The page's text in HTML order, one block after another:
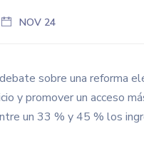
NOV 24
sobre una reforma
y promover un acceso
un 33 % y 45 % los